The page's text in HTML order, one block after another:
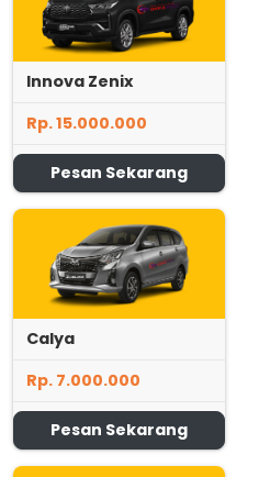
Innova Zenix
Rp. 15.000.000
Pesan Sekarang
Calya
Rp. 7.000.000
Pesan Sekarang